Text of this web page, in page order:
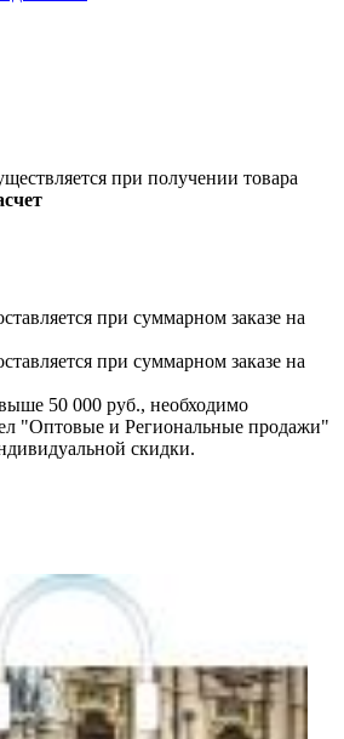
при получении товара
при суммарном заказе на
при суммарном заказе на
50 000 руб., необходимо
"Оптовые и Региональные продажи"
скидки.